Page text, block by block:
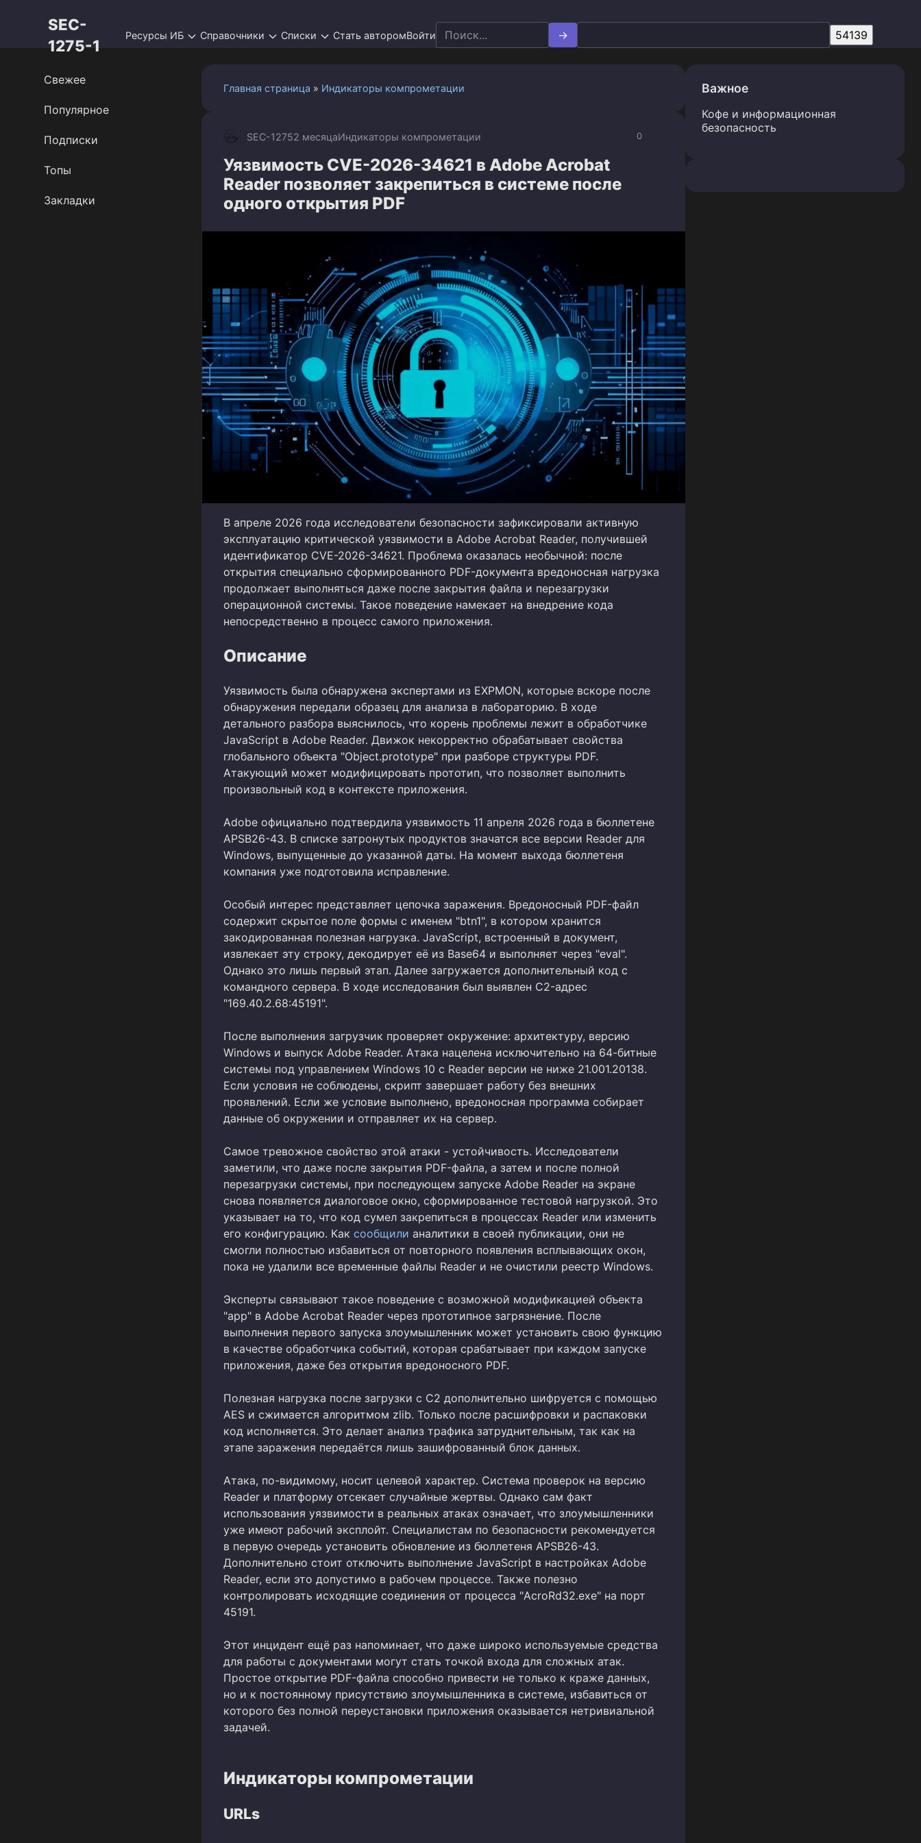
SEC-
1275-1
Ресурсы ИБ Справочники Списки Стать авторомВойти
Search
for:
Главная страница » Индикаторы компрометации
0
SEC-12752 месяцаИндикаторы компрометации
Уязвимость CVE-2026-34621 в Adobe Acrobat
Reader позволяет закрепиться в системе после
одного открытия PDF
В апреле 2026 года исследователи безопасности зафиксировали активную
эксплуатацию критической уязвимости в Adobe Acrobat Reader, получившей
идентификатор CVE-2026-34621. Проблема оказалась необычной: после
открытия специально сформированного PDF-документа вредоносная нагрузка
продолжает выполняться даже после закрытия файла и перезагрузки
операционной системы. Такое поведение намекает на внедрение кода
непосредственно в процесс самого приложения.
Описание
Уязвимость была обнаружена экспертами из EXPMON, которые вскоре после
обнаружения передали образец для анализа в лабораторию. В ходе
детального разбора выяснилось, что корень проблемы лежит в обработчике
JavaScript в Adobe Reader. Движок некорректно обрабатывает свойства
глобального объекта "Object.prototype" при разборе структуры PDF.
Атакующий может модифицировать прототип, что позволяет выполнить
произвольный код в контексте приложения.
Adobe официально подтвердила уязвимость 11 апреля 2026 года в бюллетене
APSB26-43. В списке затронутых продуктов значатся все версии Reader для
Windows, выпущенные до указанной даты. На момент выхода бюллетеня
компания уже подготовила исправление.
Особый интерес представляет цепочка заражения. Вредоносный PDF-файл
содержит скрытое поле формы с именем "btn1", в котором хранится
закодированная полезная нагрузка. JavaScript, встроенный в документ,
извлекает эту строку, декодирует её из Base64 и выполняет через "eval".
Однако это лишь первый этап. Далее загружается дополнительный код с
командного сервера. В ходе исследования был выявлен C2-адрес
"169.40.2.68:45191".
После выполнения загрузчик проверяет окружение: архитектуру, версию
Windows и выпуск Adobe Reader. Атака нацелена исключительно на 64-битные
системы под управлением Windows 10 с Reader версии не ниже 21.001.20138.
Если условия не соблюдены, скрипт завершает работу без внешних
проявлений. Если же условие выполнено, вредоносная программа собирает
данные об окружении и отправляет их на сервер.
Самое тревожное свойство этой атаки - устойчивость. Исследователи
заметили, что даже после закрытия PDF-файла, а затем и после полной
перезагрузки системы, при последующем запуске Adobe Reader на экране
снова появляется диалоговое окно, сформированное тестовой нагрузкой. Это
указывает на то, что код сумел закрепиться в процессах Reader или изменить
его конфигурацию. Как сообщили аналитики в своей публикации, они не
смогли полностью избавиться от повторного появления всплывающих окон,
пока не удалили все временные файлы Reader и не очистили реестр Windows.
Эксперты связывают такое поведение с возможной модификацией объекта
"app" в Adobe Acrobat Reader через прототипное загрязнение. После
выполнения первого запуска злоумышленник может установить свою функцию
в качестве обработчика событий, которая срабатывает при каждом запуске
приложения, даже без открытия вредоносного PDF.
Полезная нагрузка после загрузки с C2 дополнительно шифруется с помощью
AES и сжимается алгоритмом zlib. Только после расшифровки и распаковки
код исполняется. Это делает анализ трафика затруднительным, так как на
этапе заражения передаётся лишь зашифрованный блок данных.
Атака, по-видимому, носит целевой характер. Система проверок на версию
Reader и платформу отсекает случайные жертвы. Однако сам факт
использования уязвимости в реальных атаках означает, что злоумышленники
уже имеют рабочий эксплойт. Специалистам по безопасности рекомендуется
в первую очередь установить обновление из бюллетеня APSB26-43.
Дополнительно стоит отключить выполнение JavaScript в настройках Adobe
Reader, если это допустимо в рабочем процессе. Также полезно
контролировать исходящие соединения от процесса "AcroRd32.exe" на порт
45191.
Этот инцидент ещё раз напоминает, что даже широко используемые средства
для работы с документами могут стать точкой входа для сложных атак.
Простое открытие PDF-файла способно привести не только к краже данных,
но и к постоянному присутствию злоумышленника в системе, избавиться от
которого без полной переустановки приложения оказывается нетривиальной
задачей.
Индикаторы компрометации
URLs
Свежее
Популярное
Подписки
Топы
Закладки
Важное
Кофе и информационная
безопасность